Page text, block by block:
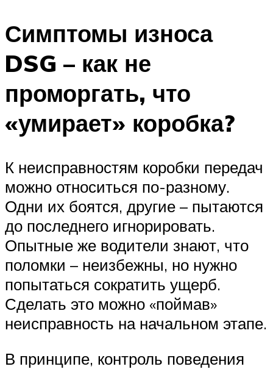
Симптомы износа
DSG – как не
проморгать, что
«умирает» коробка?
К неисправностям коробки передач
можно относиться по-разному.
Одни их боятся, другие – пытаются
до последнего игнорировать.
Опытные же водители знают, что
поломки – неизбежны, но нужно
попытаться сократить ущерб.
Сделать это можно «поймав»
неисправность на начальном этапе.
В принципе, контроль поведения